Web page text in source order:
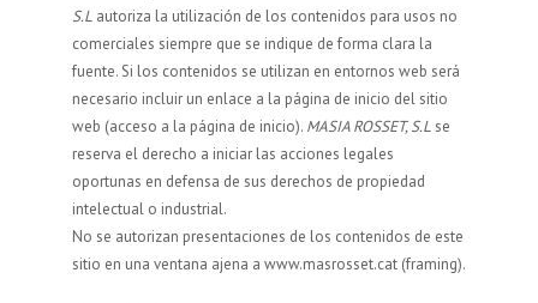
S.L autoriza la utilización de los contenidos para usos no
comerciales siempre que se indique de forma clara la
fuente. Si los contenidos se utilizan en entornos web será
necesario incluir un enlace a la página de inicio del sitio
web (acceso a la página de inicio). MASIA ROSSET, S.Lse
reserva el derecho a iniciar las acciones legales
oportunas en defensa de sus derechos de propiedad
intelectual o industrial.
No se autorizan presentaciones de los contenidos de este
sitio en una ventana ajena a www.masrosset.cat (framing).